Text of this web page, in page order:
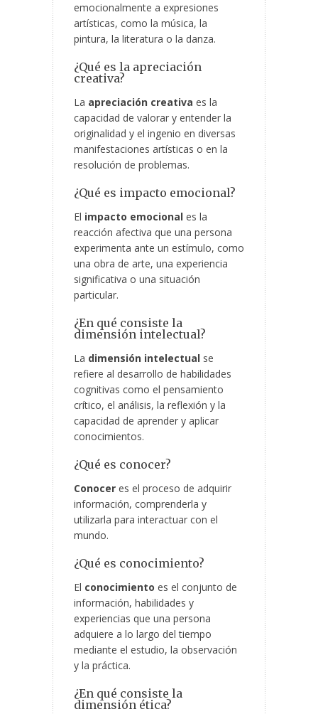
emocionalmente a expresiones
artísticas, como la música, la
pintura, la literatura o la danza.
¿Qué es la apreciación
creativa?
La apreciación creativa es la
capacidad de valorar y entender la
originalidad y el ingenio en diversas
manifestaciones artísticas o en la
resolución de problemas.
¿Qué es impacto emocional?
El impacto emocional es la
reacción afectiva que una persona
experimenta ante un estímulo, como
una obra de arte, una experiencia
significativa o una situación
particular.
¿En qué consiste la
dimensión intelectual?
La dimensión intelectual se
refiere al desarrollo de habilidades
cognitivas como el pensamiento
crítico, el análisis, la reflexión y la
capacidad de aprender y aplicar
conocimientos.
¿Qué es conocer?
Conocer es el proceso de adquirir
información, comprenderla y
utilizarla para interactuar con el
mundo.
¿Qué es conocimiento?
El conocimiento es el conjunto de
información, habilidades y
experiencias que una persona
adquiere a lo largo del tiempo
mediante el estudio, la observación
y la práctica.
¿En qué consiste la
dimensión ética?